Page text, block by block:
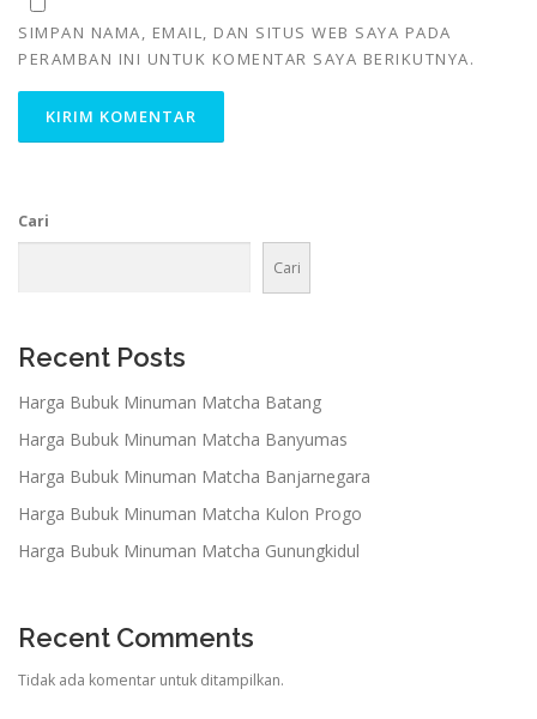
SIMPAN NAMA, EMAIL, DAN SITUS WEB SAYA PADA
PERAMBAN INI UNTUK KOMENTAR SAYA BERIKUTNYA.
Cari
Cari
Recent Posts
Harga Bubuk Minuman Matcha Batang
Harga Bubuk Minuman Matcha Banyumas
Harga Bubuk Minuman Matcha Banjarnegara
Harga Bubuk Minuman Matcha Kulon Progo
Harga Bubuk Minuman Matcha Gunungkidul
Recent Comments
Tidak ada komentar untuk ditampilkan.